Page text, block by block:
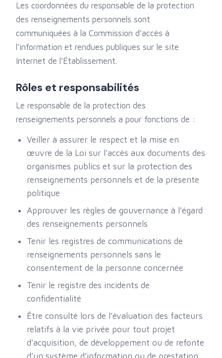
Les coordonnées du responsable de la protection
des renseignements personnels sont
communiquées à la Commission d’accès à
l’information et rendues publiques sur le site
Internet de l’Établissement.
Rôles et responsabilités
Le responsable de la protection des
renseignements personnels a pour fonctions de :
Veiller à assurer le respect et la mise en
œuvre de la Loi sur l’accès aux documents des
organismes publics et sur la protection des
renseignements personnels et de la présente
politique
Approuver les règles de gouvernance à l’égard
des renseignements personnels
Tenir les registres de communications de
renseignements personnels sans le
consentement de la personne concernée
Tenir le registre des incidents de
confidentialité
Être consulté lors de l’évaluation des facteurs
relatifs à la vie privée pour tout projet
d’acquisition, de développement ou de refonte
d’un système d’information ou de prestation